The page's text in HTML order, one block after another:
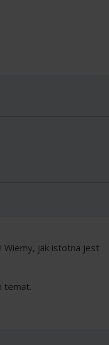
Wiemy, jak istotna jest
temat.